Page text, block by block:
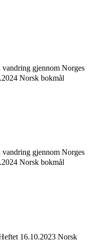
gjennom Norges
Norsk bokmål
gjennom Norges
Norsk bokmål
16.10.2023 Norsk